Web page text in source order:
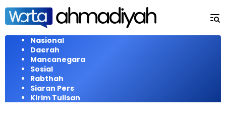
Langsung
konten
Nasional
Daerah
Mancanegara
Sosial
Rabthah
Siaran Pers
Kirim Tulisan